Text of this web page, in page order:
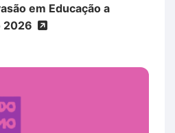
em Educação a
2026